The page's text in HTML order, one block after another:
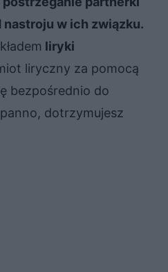
nastroju w ich związku.
liryki
liryczny za pomocą
bezpośrednio do
dotrzymujesz